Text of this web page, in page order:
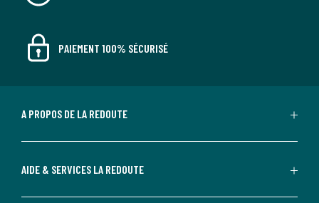
PAIEMENT 100% SÉCURISÉ
A PROPOS DE LA REDOUTE
AIDE & SERVICES LA REDOUTE